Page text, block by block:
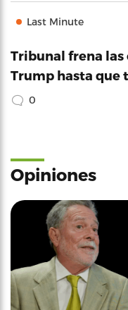
Last Minute
Tribunal frena las
Trump hasta que
0
Opiniones